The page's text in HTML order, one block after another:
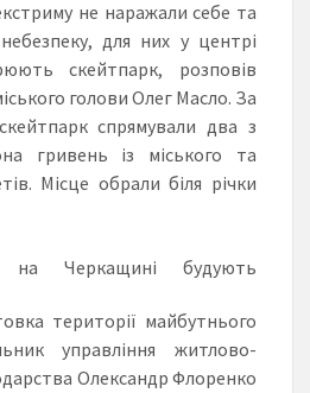
не наражали себе та
для них у центрі
скейтпарк, розповів
голови Олег Масло. За
спрямували два з
гривень із міського та
Місце обрали біля річки
території майбутнього
управління житлово-
Олександр Флоренко